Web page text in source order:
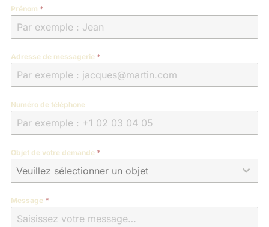
Prénom *
Adresse de messagerie *
Numéro de téléphone
Objet de votre demande *
Veuillez sélectionner un objet
Message *